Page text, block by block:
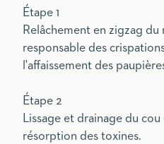
Étape 1
Relâchement en zigzag du
responsable des
l'affaissement des
Étape 2
Lissage et drainage du
résorption des toxines.